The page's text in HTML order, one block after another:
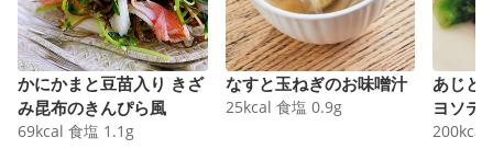
かにかまと豆苗入り きざ
み昆布のきんぴら風
69kcal 食塩 1.1 g
なすと玉ねぎのお味噌汁
25kcal 食塩 0.9g
あじと
ヨソテ
200kcal